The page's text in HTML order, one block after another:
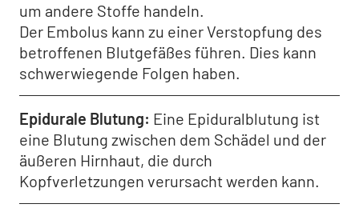
um andere Stoffe handeln.
Der Embolus kann zu einer Verstopfung des
betroffenen Blutgefäßes führen. Dies kann
schwerwiegende Folgen haben.
Epidurale Blutung Eine Epiduralblutung ist
eine Blutung zwischen dem Schädel und der
äußeren Hirnhaut, die durch
Kopfverletzungen verursacht werden kann.